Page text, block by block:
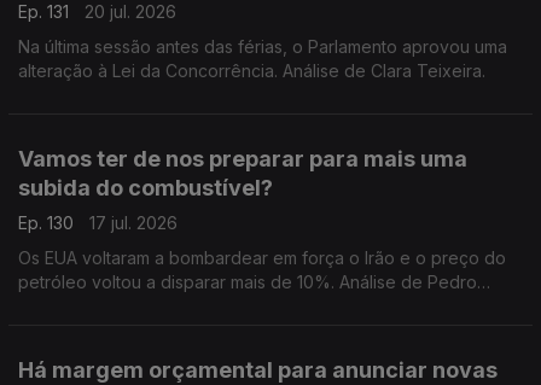
Ep. 131
20 jul. 2026
Na última sessão antes das férias, o Parlamento aprovou uma
alteração à Lei da Concorrência. Análise de Clara Teixeira.
Vamos ter de nos preparar para mais uma
subida do combustível?
Ep. 130
17 jul. 2026
Os EUA voltaram a bombardear em força o Irão e o preço do
petróleo voltou a disparar mais de 10%. Análise de Pedro
Há margem orçamental para anunciar novas